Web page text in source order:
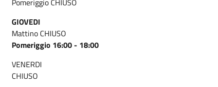
Pomeriggio CHIUSO
GIOVEDI
Mattino CHIUSO
Pomeriggio 16:00 - 18:00
VENERDI
CHIUSO